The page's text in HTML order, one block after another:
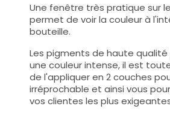
Une fenêtre très pratique sur
permet de voir la couleur à
bouteille.
Les pigments de haute
une couleur intense, il est
de l'appliquer en 2 couches
irréprochable et ainsi vous
vos clientes les plus